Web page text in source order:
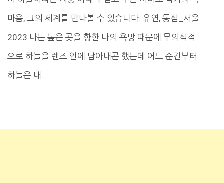
마음, 그의 세계를 만나볼 수 있습니다. 유연, 동심_서울
2023 나는 높은 곳을 향한 나의 욕망 때문에 무의식적
으로 하늘을 렌즈 안에 담아내곤 했는데 어느 순간부터
하늘은 내…